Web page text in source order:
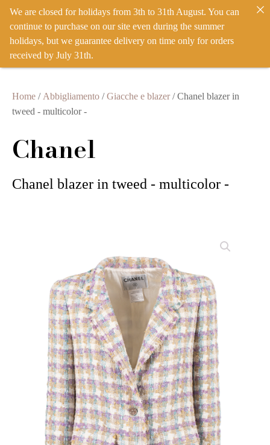
IT ENACCEDI
Home / Abbigliamento /Giacche e blazer/ Chanel blazer in
tweed - multicolor -
Chanel
Chanel blazer in tweed - multicolor -
We are closed for holidays from 3th to 31th August. You can
continue to purchase on our site even during the summer
holidays, but we guarantee delivery on time only for orders
received by July 31th.